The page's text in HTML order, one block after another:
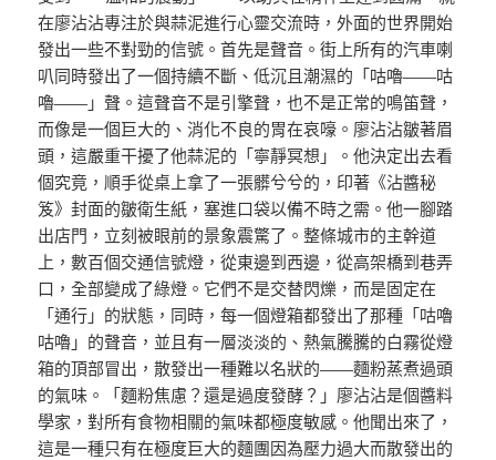
在廖沾沾專注於與蒜泥進行心靈交流時，外面的世界開始
發出一些不對勁的信號。首先是聲音。街上所有的汽車喇
叭同時發出了一個持續不斷、低沉且潮濕的「咕嚕——咕
嚕——」聲。這聲音不是引擎聲，也不是正常的鳴笛聲，
而像是一個巨大的、消化不良的胃在哀嚎。廖沾沾皺著眉
頭，這嚴重干擾了他蒜泥的「寧靜冥想」。他決定出去看
個究竟，順手從桌上拿了一張髒兮兮的，印著《沾醬秘
笈》封面的皺衛生紙，塞進口袋以備不時之需。他一腳踏
出店門，立刻被眼前的景象震驚了。整條城市的主幹道
上，數百個交通信號燈，從東邊到西邊，從高架橋到巷弄
口，全部變成了綠燈。它們不是交替閃爍，而是固定在
「通行」的狀態，同時，每一個燈箱都發出了那種「咕嚕
咕嚕」的聲音，並且有一層淡淡的、熱氣騰騰的白霧從燈
箱的頂部冒出，散發出一種難以名狀的——麵粉蒸煮過頭
的氣味。「麵粉焦慮？還是過度發酵？」廖沾沾是個醬料
學家，對所有食物相關的氣味都極度敏感。他聞出來了，
這是一種只有在極度巨大的麵團因為壓力過大而散發出的